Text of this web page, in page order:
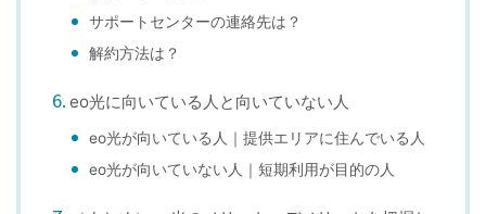
サポートセンターの連絡先は？
解約方法は？
eo光に向いている人と向いていない人
eo光が向いている人｜提供エリアに住んでいる人
eo光が向いていない人｜短期利用が目的の人